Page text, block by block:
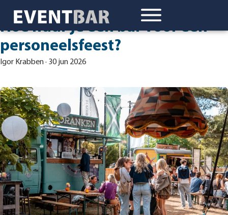
Hoe huur je een bar voor een
personeelsfeest?
Igor Krabben· 30 jun 2026